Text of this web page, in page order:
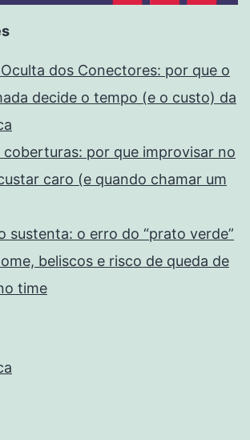
dos Conectores: por que o
decide o tempo (e o custo) da
coberturas: por que improvisar no
caro (e quando chamar um
sustenta: o erro do “prato verde”
beliscos e risco de queda de
time